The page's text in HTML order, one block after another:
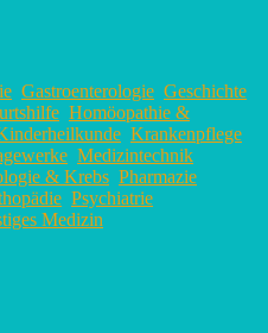
Gastroenterologie Geschichte
Homöopathie &
Krankenpflege
Medizintechnik
& Krebs Pharmazie
Psychiatrie
Medizin